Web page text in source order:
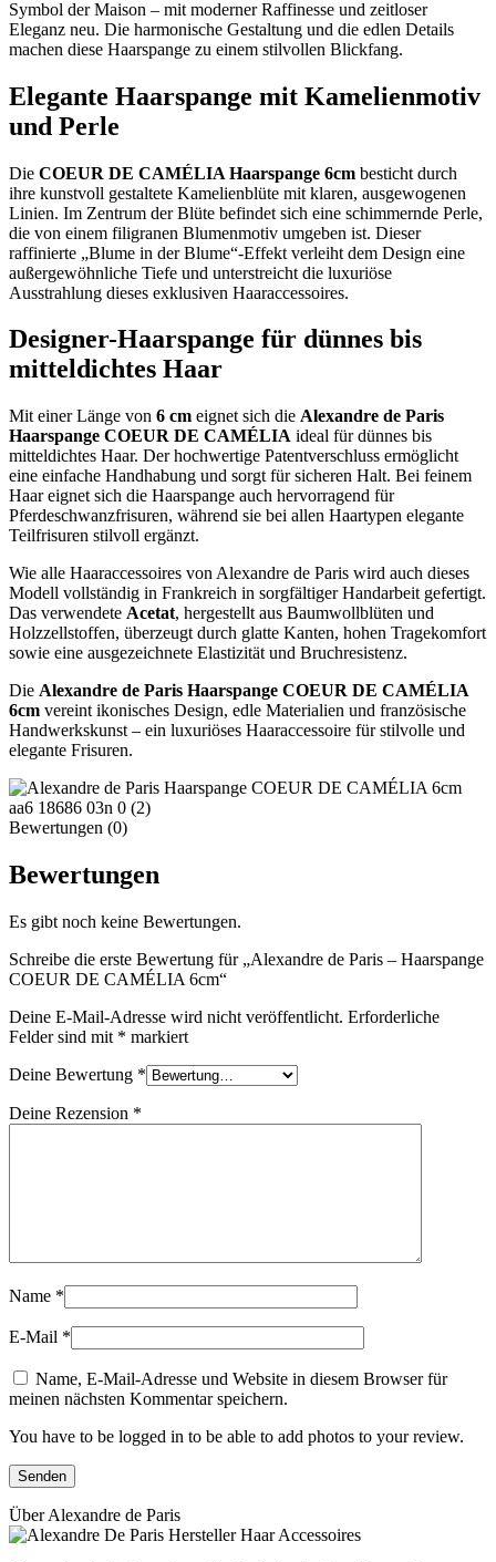
Symbol der Maison – mit moderner Raffinesse und zeitloser
Eleganz neu. Die harmonische Gestaltung und die edlen Details
machen diese Haarspange zu einem stilvollen Blickfang.
Elegante Haarspange mit Kamelienmotiv
und Perle
Die COEUR DE CAMÉLIA Haarspange 6cm besticht durch
ihre kunstvoll gestaltete Kamelienblüte mit klaren, ausgewogenen
Linien. Im Zentrum der Blüte befindet sich eine schimmernde Perle,
die von einem filigranen Blumenmotiv umgeben ist. Dieser
raffinierte „Blume in der Blume“-Effekt verleiht dem Design eine
außergewöhnliche Tiefe und unterstreicht die luxuriöse
Ausstrahlung dieses exklusiven Haaraccessoires.
Designer-Haarspange für dünnes bis
mitteldichtes Haar
Mit einer Länge von 6 cm eignet sich die Alexandre de Paris
Haarspange COEUR DE CAMÉLIA ideal für dünnes bis
mitteldichtes Haar. Der hochwertige Patentverschluss ermöglicht
eine einfache Handhabung und sorgt für sicheren Halt. Bei feinem
Haar eignet sich die Haarspange auch hervorragend für
Pferdeschwanzfrisuren, während sie bei allen Haartypen elegante
Teilfrisuren stilvoll ergänzt.
Wie alle Haaraccessoires von Alexandre de Paris wird auch dieses
Modell vollständig in Frankreich in sorgfältiger Handarbeit gefertigt.
Das verwendete Acetat, hergestellt aus Baumwollblüten und
Holzzellstoffen, überzeugt durch glatte Kanten, hohen Tragekomfort
sowie eine ausgezeichnete Elastizität und Bruchresistenz.
Die Alexandre de Paris Haarspange COEUR DE CAMÉLIA
6cm vereint ikonisches Design, edle Materialien und französische
Handwerkskunst – ein luxuriöses Haaraccessoire für stilvolle und
elegante Frisuren.
Bewertungen (0)
Bewertungen
Es gibt noch keine Bewertungen.
Schreibe die erste Bewertung für „Alexandre de Paris – Haarspange
COEUR DE CAMÉLIA 6cm“
Deine E-Mail-Adresse wird nicht veröffentlicht. Erforderliche
Felder sind mit * markiert
Deine Bewertung *
Deine Rezension *
Name *
E-Mail *
Name, E-Mail-Adresse und Website in diesem Browser für
meinen nächsten Kommentar speichern.
You have to be logged in to be able to add photos to your review.
Über Alexandre de Paris